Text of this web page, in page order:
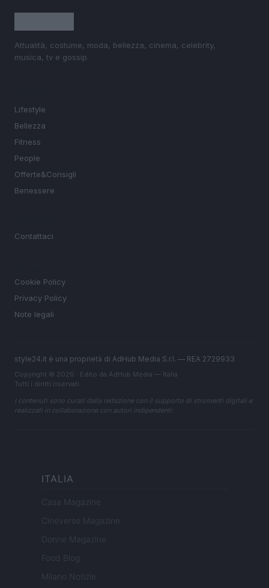
Attualità, costume, moda, bellezza, cinema, celebrity,
musica, tv e gossip.
Lifestyle
Bellezza
Fitness
People
Offerte&Consigli
Benessere
Contattaci
Cookie Policy
Privacy Policy
Note legali
style24.it è una proprietà di AdHub Media S.r.l. — REA 2729933
Copyright © 2026 · Edito da AdHub Media — Italia
Tutti i diritti riservati
I contenuti sono curati dalla redazione con il supporto di strumenti digitali e
realizzati in collaborazione con autori indipendenti.
ITALIA
Casa Magazine
Cineverse Magazine
Donne Magazine
Food Blog
Milano Notizie